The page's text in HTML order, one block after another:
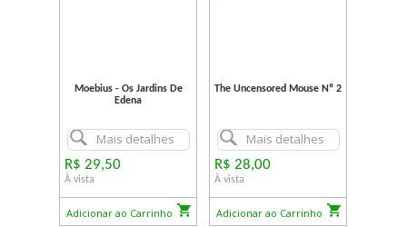
Moebius - Os Jardins De
Edena
Mais detalhes
R$ 29,50
À vista
Adicionar ao Carrinho
The Uncensored Mouse Nº 2
Mais detalhes
R$ 28,00
À vista
Adicionar ao Carrinho